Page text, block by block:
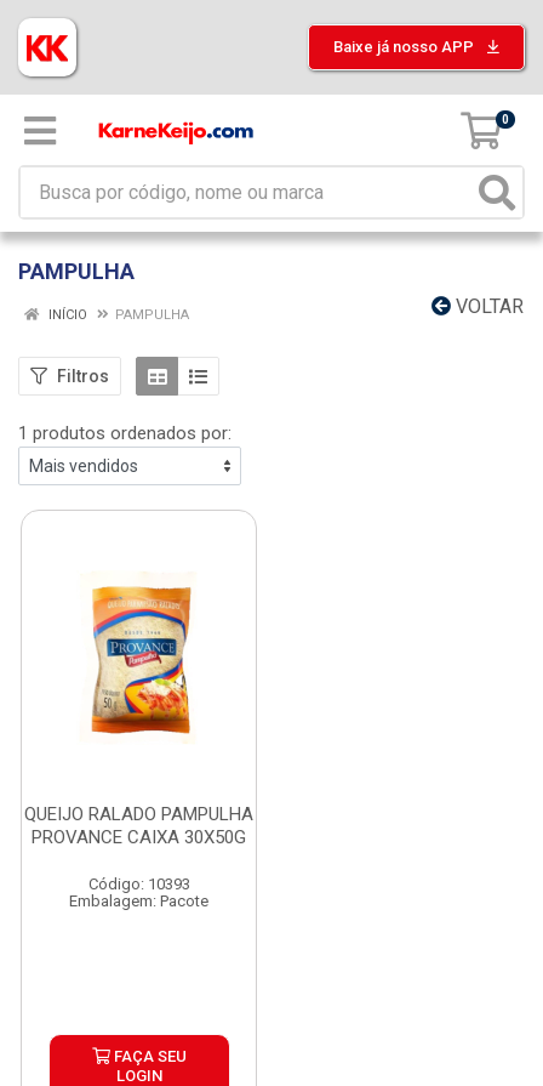
Baixe já nosso APP
0
PAMPULHA
VOLTAR
INÍCIO PAMPULHA
Filtros
1 produtos ordenados por:
QUEIJO RALADO PAMPULHA
PROVANCE CAIXA 30X50G
Código: 10393
Embalagem: Pacote
FAÇA SEU
LOGIN